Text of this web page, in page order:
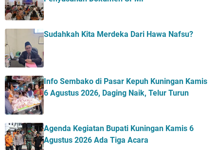
Sudahkah Kita Merdeka Dari Hawa Nafsu?
Info Sembako di Pasar Kepuh Kuningan Kamis
6 Agustus 2026, Daging Naik, Telur Turun
Agenda Kegiatan Bupati Kuningan Kamis 6
Agustus 2026 Ada Tiga Acara